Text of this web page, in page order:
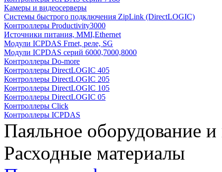
Камеры и видеосерверы
Системы быстрого подключения ZipLink (DirectLOGIC)
Контроллеры Productivity3000
Источники питания, MMI,Ethernet
Модули ICPDAS Frnet, реле, SG
Модули ICPDAS серий 6000,7000,8000
Контроллеры Do-more
Контроллеры DirectLOGIC 405
Контроллеры DirectLOGIC 205
Контроллеры DirectLOGIC 105
Контроллеры DirectLOGIC 05
Контроллеры Click
Контроллеры ICPDAS
Паяльное оборудование
Расходные материалы